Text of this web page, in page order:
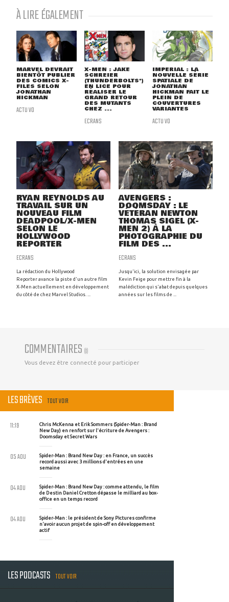
À LIRE ÉGALEMENT
MARVEL DEVRAIT
BIENTÔT PUBLIER
DES COMICS X-
FILES SELON
JONATHAN
HICKMAN
ACTU VO
X-MEN : JAKE
SCHREIER
(THUNDERBOLTS*)
EN LICE POUR
RÉALISER LE
GRAND RETOUR
DES MUTANTS
CHEZ ...
ECRANS
IMPERIAL : LA
NOUVELLE SÉRIE
SPATIALE DE
JONATHAN
HICKMAN FAIT LE
PLEIN DE
COUVERTURES
VARIANTES
ACTU VO
RYAN REYNOLDS AU
TRAVAIL SUR UN
NOUVEAU FILM
DEADPOOL/X-MEN
SELON LE
HOLLYWOOD
REPORTER
ECRANS
La rédaction du Hollywood
Reporter avance la piste d'un autre film
X-Men actuellement en développement
du côté de chez Marvel Studios. ...
AVENGERS :
DOOMSDAY : LE
VÉTÉRAN NEWTON
THOMAS SIGEL (X-
MEN 2) À LA
PHOTOGRAPHIE DU
FILM DES ...
ECRANS
Jusqu'ici, la solution envisagée par
Kevin Feige pour mettre fin à la
malédiction qui s'abat depuis quelques
années sur les films de ...
COMMENTAIRES (0)
Vous devez être connecté pour participer
LES BRÈVES TOUT VOIR
Chris McKenna et Erik Sommers (Spider-Man : Brand
New Day) en renfort sur l'écriture de Avengers :
Doomsday et Secret Wars
11:19
Spider-Man : Brand New Day : en France, un succès
record aussi avec 3 millions d'entrées en une
semaine
05 AOU
Spider-Man : Brand New Day : comme attendu, le film
de Destin Daniel Cretton dépasse le milliard au box-
office en un temps record
04 AOU
Spider-Man : le président de Sony Pictures confirme
n'avoir aucun projet de spin-off en développement
actif
04 AOU
LES PODCASTS TOUT VOIR